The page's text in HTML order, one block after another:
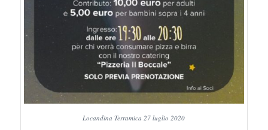
Locandina Terramica 27 luglio 2020